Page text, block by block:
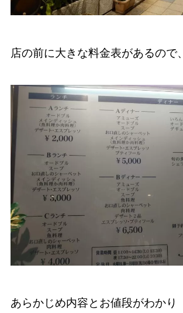
店の前に大きな料金表があるので、
あらかじめ内容とお値段がわかり